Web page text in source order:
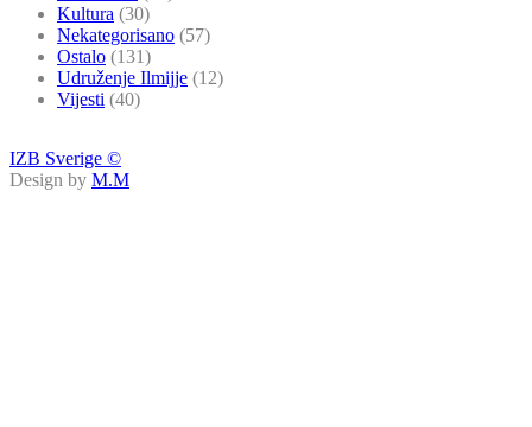
Kultura (30)
Nekategorisano (57)
Ostalo (131)
Udruženje Ilmijje (12)
Vijesti (40)
IZB Sverige ©
Design by M.M